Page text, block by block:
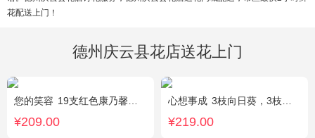
花配送上门！
德州庆云县花店送花上门
您的笑容 19支红色康乃馨，搭配适量石竹。
¥209.00
心想事成 3枝向日葵，3枝香槟玫瑰，搭配桔梗、尤加利叶
¥219.00